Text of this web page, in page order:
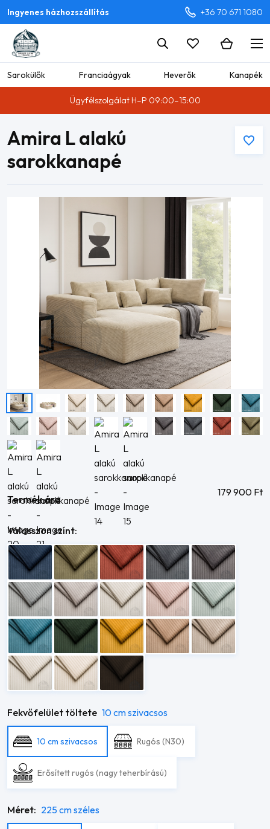
Ingyenes házhozszállítás +36 70 671 1080
Sarokülők Franciaágyak Heverők Kanapék
Ügyfélszolgálat H–P 09:00–15:00
Amira L alakú
sarokkanapé
Termék ára
179 900 Ft
Válasszon színt:
Fekvőfelület töltete 10 cm szivacsos
10 cm szivacsos Rugós (N30)
Erősített rugós (nagy teherbírású)
Méret: 225 cm széles